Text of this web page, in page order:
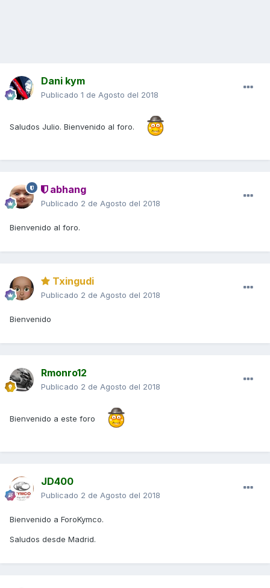
Dani kym
Publicado 1 de Agosto del 2018
Saludos Julio. Bienvenido al foro.
abhang
Publicado 2 de Agosto del 2018
Bienvenido al foro.
Txingudi
Publicado 2 de Agosto del 2018
Bienvenido
Rmonro12
Publicado 2 de Agosto del 2018
Bienvenido a este foro
JD400
Publicado 2 de Agosto del 2018
Bienvenido a ForoKymco.
Saludos desde Madrid.